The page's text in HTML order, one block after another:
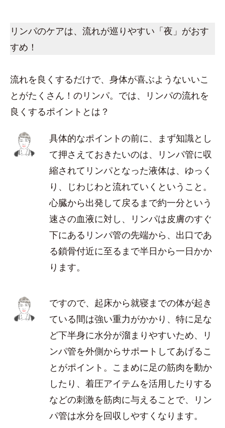
リンパのケアは、流れが巡りやすい「夜」がおす
すめ！
流れを良くするだけで、身体が喜ぶようないいこ
とがたくさん！のリンパ。では、リンパの流れを
良くするポイントとは？
具体的なポイントの前に、まず知識とし
て押さえておきたいのは、リンパ管に収
縮されてリンパとなった液体は、ゆっく
り、じわじわと流れていくということ。
心臓から出発して戻るまで約一分という
速さの血液に対し、リンパは皮膚のすぐ
下にあるリンパ管の先端から、出口であ
る鎖骨付近に至るまで半日から一日かか
ります。
ですので、起床から就寝までの体が起き
ている間は強い重力がかかり、特に足な
ど下半身に水分が溜まりやすいため、リ
ンパ管を外側からサポートしてあげるこ
とがポイント。こまめに足の筋肉を動か
したり、着圧アイテムを活用したりする
などの刺激を筋肉に与えることで、リン
パ管は水分を回収しやすくなります。